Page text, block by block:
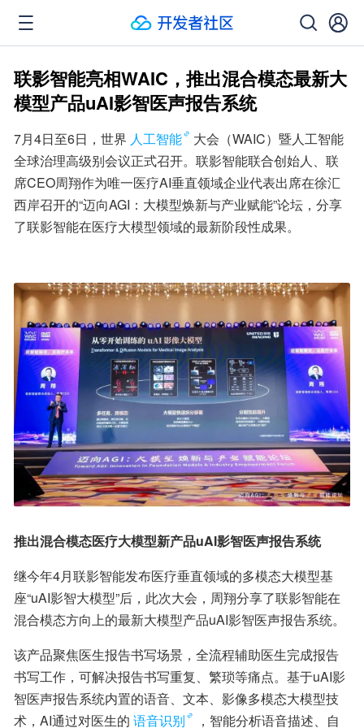
联影智能亮相WAIC，推出混合模态最新大
模型产品uAI影智医声报告系统
7月4日至6日，世界 人工智能
大会（WAIC）暨人工智能
全球治理高级别会议正式召开。联影智能联合创始人、联
席CEO周翔作为唯一医疗AI垂直领域企业代表出席在徐汇
西岸召开的“迈向AGI：大模型焕新与产业赋能”论坛，分享
了联影智能在医疗大模型领域的最新阶段性成果。
推出混合模态医疗大模型新产品uAI影智医声报告系统
继今年4月联影智能发布医疗垂直领域的多模态大模型基
座“uAI影智大模型”后，此次大会，周翔分享了联影智能在
混合模态方向上的最新大模型产品uAI影智医声报告系统。
该产品聚焦医生报告书写场景，全流程辅助医生完成报告
书写工作，可解决报告书写重复、繁琐等痛点。基于uAI影
智医声报告系统内置的语音、文本、影像多模态大模型技
术，AI通过对医生的 语音识别 ，智能分析语音描述、自